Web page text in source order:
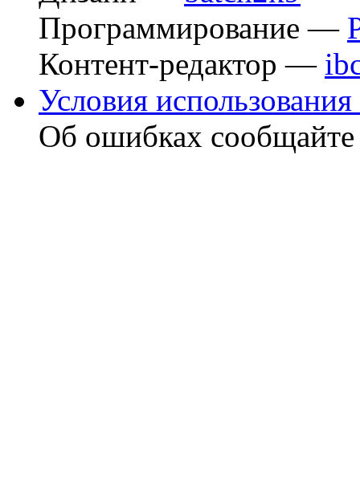
Программирование —
Контент-редактор —
Условия использования
Об ошибках